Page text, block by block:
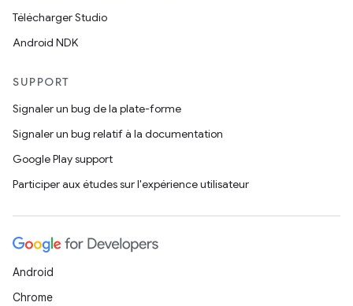
Télécharger Studio
Android NDK
SUPPORT
Signaler un bug de la plate-forme
Signaler un bug relatif à la documentation
Google Play support
Participer aux études sur l'expérience utilisateur
Android
Chrome